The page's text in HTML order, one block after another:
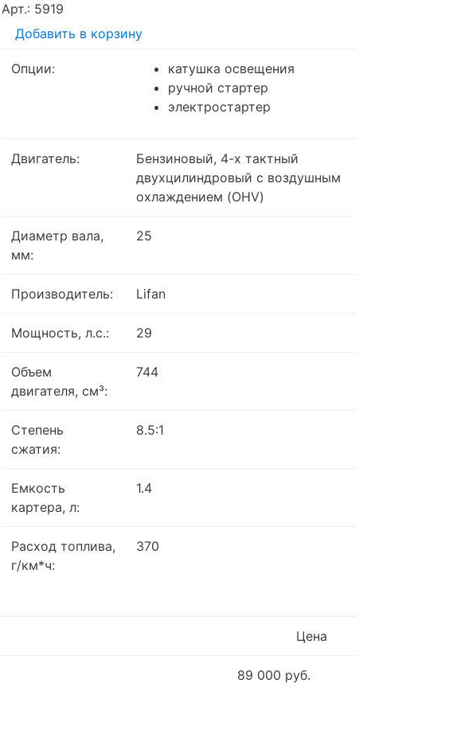
Арт.: 5919
Добавить в корзину
Опции:
катушка освещения
ручной стартер
электростартер
Двигатель:
Бензиновый, 4-х тактный
двухцилиндровый с воздушным
охлаждением (OHV)
Диаметр вала,
мм:
25
Производитель: Lifan
Мощность, л.с.: 29
Объем
двигателя, см³:
744
Степень
сжатия:
8.5:1
Емкость
картера, л:
1.4
Расход топлива,
г/км*ч:
370
Цена
89 000 руб.